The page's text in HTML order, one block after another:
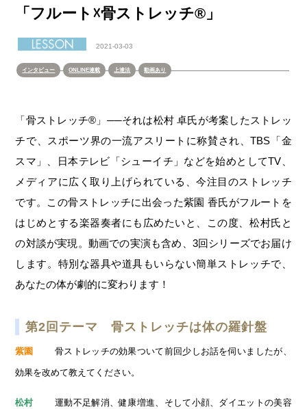
「フルート☓骨ストレッチ®」
2021-03-03
インタビュー ONLINE連載 上達法 動画あり
「骨ストレッチ®」──それは松村 卓氏が考案したストレッ
チで、スポーツ界の一流アスリートに称賛され、TBS「金
スマ」、日本テレビ「シューイチ」などを始めとしてTV、
メディアに広く取り上げられている、今注目のストレッチ
です。この骨ストレッチに出会った紫園 香氏がフルートを
はじめとする楽器奏者にも広めたいと、この度、松村氏と
の対談が実現。動画での実演も含め、3回シリーズでお届け
します。特別な器具や道具もいらない簡単ストレッチで、
あなたの体が劇的に変わります！
第2回テーマ 骨ストレッチは体の羅針盤
紫園 骨ストレッチの効果ついて前回少しお話を伺いましたが、
効果を改めて教えてください。
松村 運動不足解消、健康増進、そして小顔、ダイエットの美容